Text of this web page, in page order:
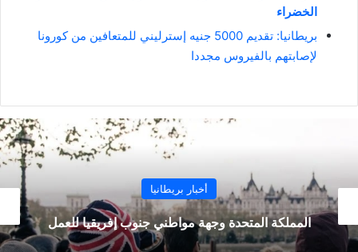
الخضراء
بريطانيا: تقديم 5000 جنيه إسترليني للمتعافين من كورونا
لإصابتهم بالفيروس مجددا
أخبار بريطانيا
وجهة مواطني جنوب إفريقيا للعمل